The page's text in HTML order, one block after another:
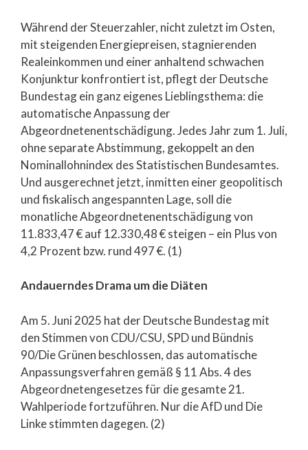
Während der Steuerzahler, nicht zuletzt im Osten,
mit steigenden Energiepreisen, stagnierenden
Realeinkommen und einer anhaltend schwachen
Konjunktur konfrontiert ist, pflegt der Deutsche
Bundestag ein ganz eigenes Lieblingsthema: die
automatische Anpassung der
Abgeordnetenentschädigung. Jedes Jahr zum 1. Juli,
ohne separate Abstimmung, gekoppelt an den
Nominallohnindex des Statistischen Bundesamtes.
Und ausgerechnet jetzt, inmitten einer geopolitisch
und fiskalisch angespannten Lage, soll die
monatliche Abgeordnetenentschädigung von
11.833,47 € auf 12.330,48 € steigen – ein Plus von
4,2 Prozent bzw. rund 497 €. (1)
Andauerndes Drama um die Diäten
Am 5. Juni 2025 hat der Deutsche Bundestag mit
den Stimmen von CDU/CSU, SPD und Bündnis
90/Die Grünen beschlossen, das automatische
Anpassungsverfahren gemäß § 11 Abs. 4 des
Abgeordnetengesetzes für die gesamte 21.
Wahlperiode fortzuführen. Nur die AfD und Die
Linke stimmten dagegen. (2)